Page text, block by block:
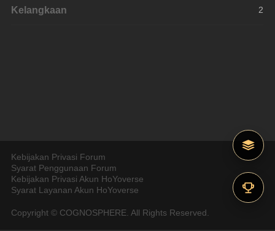
Kelangkaan 2
Kebijakan Privasi Forum
Syarat Penggunaan Forum
Kebijakan Privasi Akun HoYoverse
Syarat Layanan Akun HoYoverse
Copyright © COGNOSPHERE. All Rights Reserved.